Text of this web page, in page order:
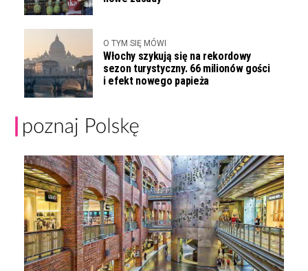
O TYM SIĘ MÓWI
Włochy szykują się na rekordowy
sezon turystyczny. 66 milionów gości
i efekt nowego papieża